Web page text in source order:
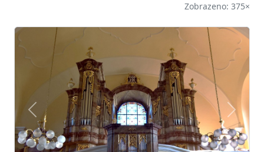
Zobrazeno: 375×
Předchozí Další